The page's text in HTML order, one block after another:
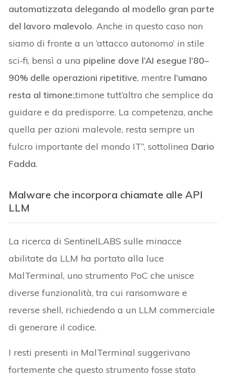
automatizzata delegando al modello gran parte
del lavoro malevolo. Anche in questo caso non
siamo di fronte a un ‘attacco autonomo’ in stile
sci‑fi, bensì a una pipeline dove l’AI esegue l’80–
90% delle operazioni ripetitive, mentre l’umano
resta al timone:,timone tutt’altro che semplice da
guidare e da predisporre. La competenza, anche
quella per azioni malevole, resta sempre un
fulcro importante del mondo IT”, sottolinea Dario
Fadda.
Malware che incorpora chiamate alle API
LLM
La ricerca di SentinelLABS sulle minacce
abilitate da LLM ha portato alla luce
MalTerminal, uno strumento PoC che unisce
diverse funzionalità, tra cui ransomware e
reverse shell, richiedendo a un LLM commerciale
di generare il codice.
I resti presenti in MalTerminal suggerivano
fortemente che questo strumento fosse stato